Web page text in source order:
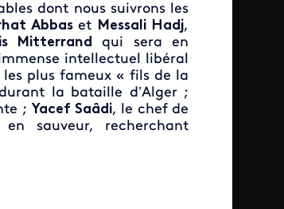
dont nous suivrons les
Abbas et Messali Hadj,
Mitterrand qui sera en
intellectuel libéral
plus fameux « fils de la
la bataille d’Alger ;
; Yacef Saâdi, le chef de
sauveur, recherchant